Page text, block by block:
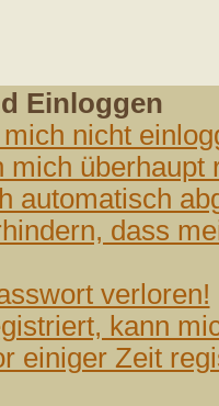
Einloggen
nicht
mich überhaupt
automatisch
dass
verloren!
kann
einiger Zeit